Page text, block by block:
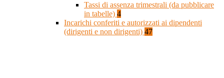
Tassi di assenza trimestrali (da pubblicare
in tabelle) 4
Incarichi conferiti e autorizzati ai dipendenti
(dirigenti e non dirigenti) 47